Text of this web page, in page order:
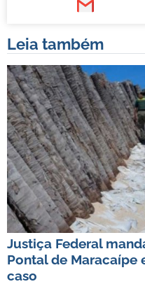
Leia também
Justiça Federal
Pontal de Maracaípe
caso